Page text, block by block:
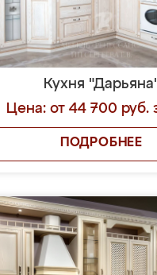
Кухня
Цена: от 44 700 руб.
ПОДРОБНЕЕ